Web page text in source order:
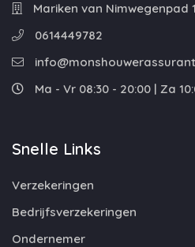
Mariken van Nimwegenpad
0614449782
Ma - Vr 08:30 - 20:00 | Za
Snelle Links
Verzekeringen
Bedrijfsverzekeringen
Ondernemer